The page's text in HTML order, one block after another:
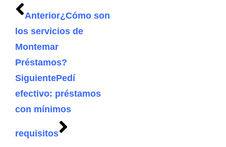
Anterior¿Cómo son
los servicios de
Montemar
Préstamos?
SiguientePedí
efectivo: préstamos
con mínimos
requisitos